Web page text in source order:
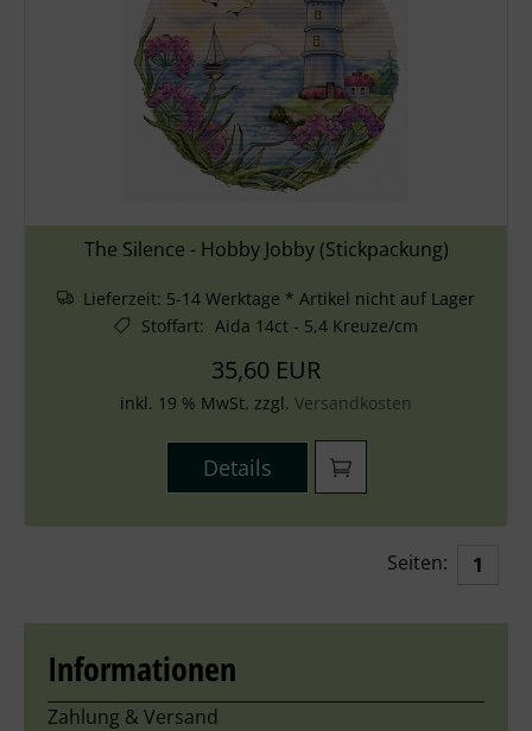
The Silence - Hobby Jobby (Stickpackung)
Lieferzeit: 5-14 Werktage * Artikel nicht auf Lager
Stoffart: Aida 14ct - 5,4 Kreuze/cm
35,60 EUR
inkl. 19 % MwSt. zzgl. Versandkosten
Details
Seiten: 1
Informationen
Zahlung & Versand